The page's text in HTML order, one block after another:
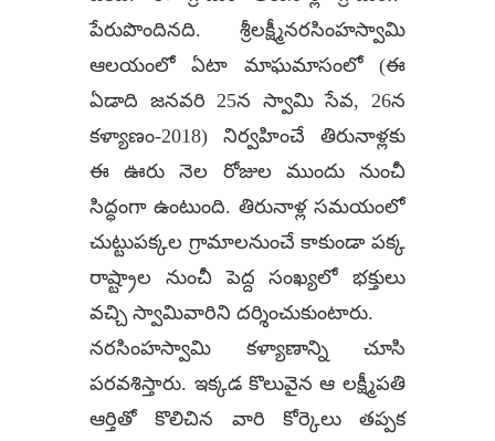
పేరుపొందినది. శ్రీలక్ష్మీనరసింహస్వామి
ఆలయంలో ఏటా మాఘమాసంలో (ఈ
ఏడాది జనవరి 25న స్వామి సేవ, 26న
కళ్యాణం-2018) నిర్వహించే తిరునాళ్లకు
ఈ ఊరు నెల రోజుల ముందు నుంచీ
సిద్ధంగా ఉంటుంది. తిరునాళ్ల సమయంలో
చుట్టుపక్కల గ్రామాలనుంచే కాకుండా పక్క
రాష్ట్రాల నుంచీ పెద్ద సంఖ్యలో భక్తులు
వచ్చి స్వామివారిని దర్శించుకుంటారు.
నరసింహస్వామి కళ్యాణాన్ని చూసి
పరవశిస్తారు. ఇక్కడ కొలువైన ఆ లక్ష్మీపతి
ఆర్తితో కొలిచిన వారి కోర్కెలు తప్పక